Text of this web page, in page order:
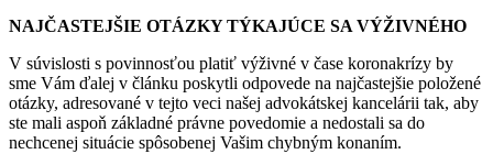
NAJČASTEJŠIE OTÁZKY TÝKAJÚCE SA VÝŽIVNÉHO
V súvislosti s povinnosťou platiť výživné v čase koronakrízy by
sme Vám ďalej v článku poskytli odpovede na najčastejšie položené
otázky, adresované v tejto veci našej advokátskej kancelárii tak, aby
ste mali aspoň základné právne povedomie a nedostali sa do
nechcenej situácie spôsobenej Vašim chybným konaním.